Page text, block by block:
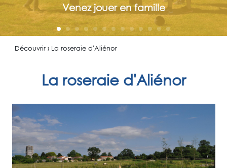
Venez jouer en famille
Découvrir › La roseraie d'Aliénor
La roseraie d'Aliénor